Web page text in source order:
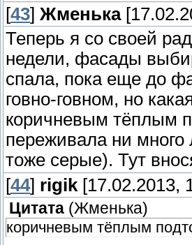
[43] Жменька
Теперь я со своей
недели, фасады
спала, пока еще до
говно-говном, но
коричневым тёплым
переживала ни много
тоже серые). Тут
[44] rigik [17.02.2013,
Цитата (Жменька)
коричневым тёплым